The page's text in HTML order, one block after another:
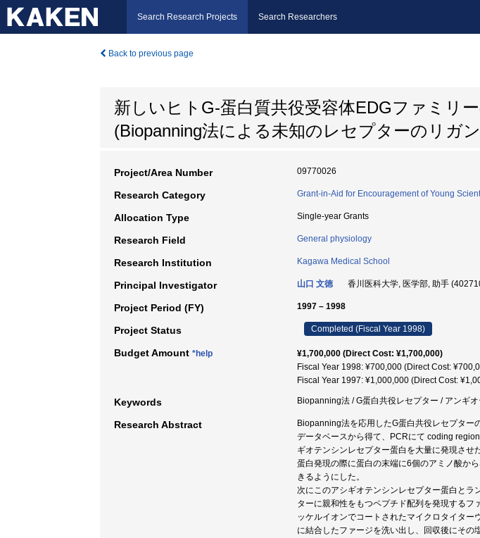
Search Research Projects Search Researchers
Back to previous page
新しいヒトG-蛋白質共役受容体EDGファミリ
(Biopanning法による未知のレセプターのリガ
Project/Area Number 09770026
Research Category Grant-in-Aid for Encouragement of Young
Allocation Type Single-year Grants
Research Field General physiology
Research Institution Kagawa Medical School
Principal Investigator 山口 文徳 香川医科大学, 医学部, 助手
Project Period (FY) 1997 – 1998
Project Status Completed (Fiscal Year 1998)
Budget Amount *help
¥1,700,000 (Direct Cost: ¥1,700,000)
Fiscal Year 1998: ¥700,000 (Direct Cost:
Fiscal Year 1997: ¥1,000,000 (Direct Cost:
Keywords Biopanning法 / G蛋白共役レセプター / アンギ
Research Abstract
Biopanning法を応用したG蛋白共役レセプター
データベースから得て、PCRにて coding
ギオテンシンレセプター蛋白を大量に発現させた
蛋白発現の際に蛋白の末端に6個のアミノ酸か
きるようにした。
次にこのアシギオテンシンレセプター蛋白と
ターに親和性をもつペプチド配列を発現する
ッケルイオンでコートされたマイクロタイタ
に結合したファージを洗い出し、回収後にそ